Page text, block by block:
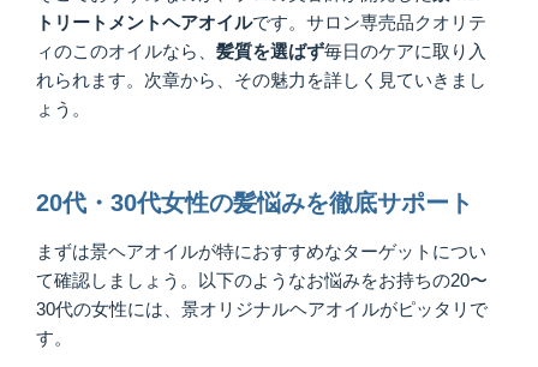
トリートメントヘアオイルです。サロン専売品クオリテ
ィのこのオイルなら、 髪質を選ばず毎日のケアに取り入
れられます。次章から、その魅力を詳しく見ていきまし
ょう。
20代・30代女性の髪悩みを徹底サポート
まずは景ヘアオイルが特におすすめなターゲットについ
て確認しましょう。以下のようなお悩みをお持ちの20〜
30代の女性には、景オリジナルヘアオイルがピッタリで
す。